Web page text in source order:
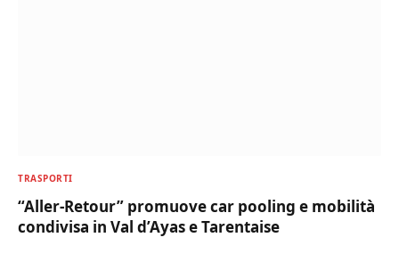
TRASPORTI
“Aller-Retour” promuove car pooling e mobilità
condivisa in Val d’Ayas e Tarentaise